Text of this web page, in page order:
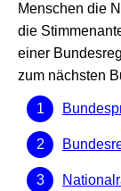
Menschen die
die
einer
zum nächsten